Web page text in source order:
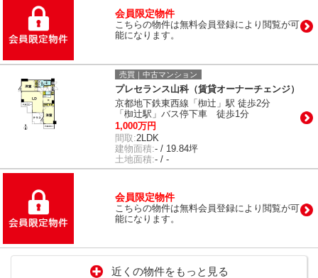
会員限定物件
こちらの物件は無料会員登録により閲覧が可
能になります。
売買｜中古マンション
プレセランス山科（賃貸オーナーチェンジ）
京都地下鉄東西線「椥辻」駅 徒歩2分
「椥辻駅」バス停下車 徒歩1分
1,000万円
間取:2LDK
建物面積:- / 19.84坪
土地面積:- / -
会員限定物件
こちらの物件は無料会員登録により閲覧が可
能になります。
近くの物件をもっと見る